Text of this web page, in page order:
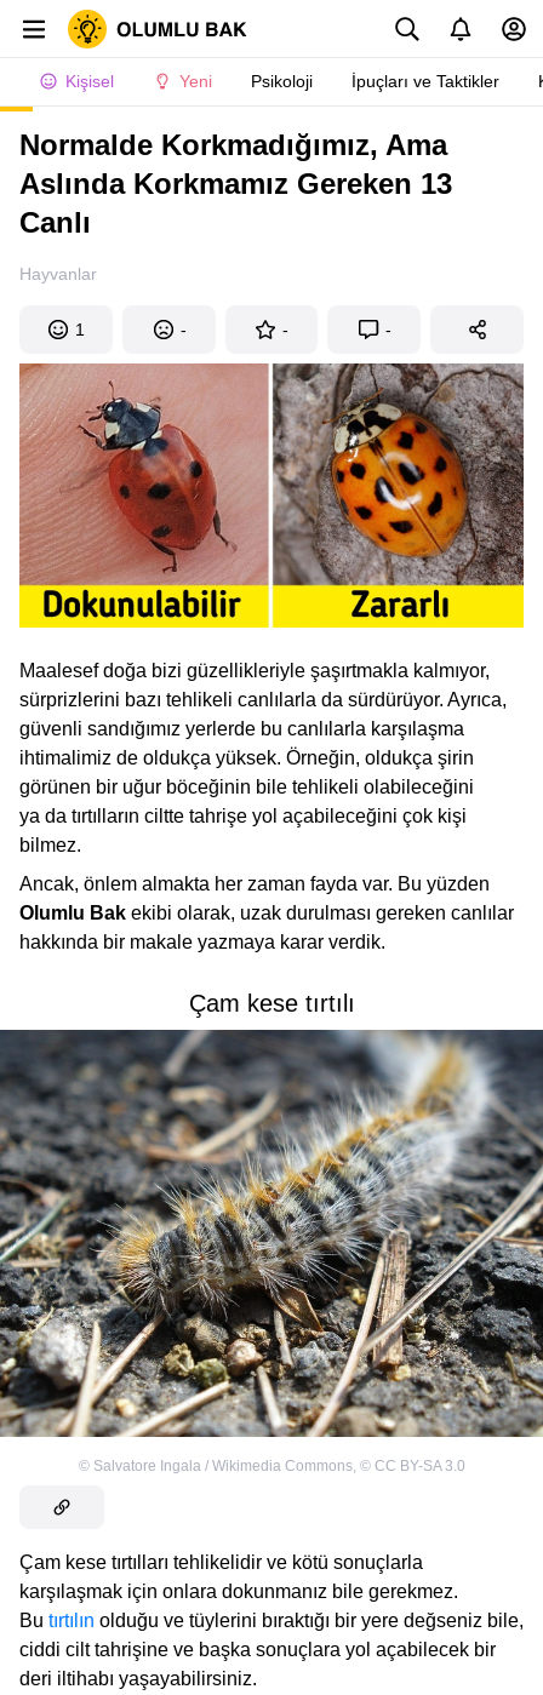
Kişisel Yeni Psikoloji İpuçları ve Taktikler
Normalde Korkmadığımız, Ama
Aslında Korkmamız Gereken 13
Canlı
Hayvanlar
1 - - -
Maalesef doğa bizi güzellikleriyle şaşırtmakla kalmıyor,
sürprizlerini bazı tehlikeli canlılarla da sürdürüyor. Ayrıca,
güvenli sandığımız yerlerde bu canlılarla karşılaşma
ihtimalimiz de oldukça yüksek. Örneğin, oldukça şirin
görünen bir uğur böceğinin bile tehlikeli olabileceğini
ya da tırtılların ciltte tahrişe yol açabileceğini çok kişi
bilmez.
Ancak, önlem almakta her zaman fayda var. Bu yüzden
Olumlu Bak ekibi olarak, uzak durulması gereken canlılar
hakkında bir makale yazmaya karar verdik.
Çam kese tırtılı
© Salvatore Ingala / Wikimedia Commons, © CC BY-SA 3.0
Çam kese tırtılları tehlikelidir ve kötü sonuçlarla
karşılaşmak için onlara dokunmanız bile gerekmez.
Bu tırtılın olduğu ve tüylerini bıraktığı bir yere değseniz bile,
ciddi cilt tahrişine ve başka sonuçlara yol açabilecek bir
deri iltihabı yaşayabilirsiniz.